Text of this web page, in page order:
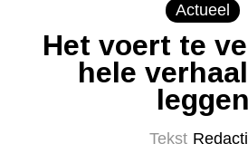
Actueel
Het voert te
hele
leggen
Tekst